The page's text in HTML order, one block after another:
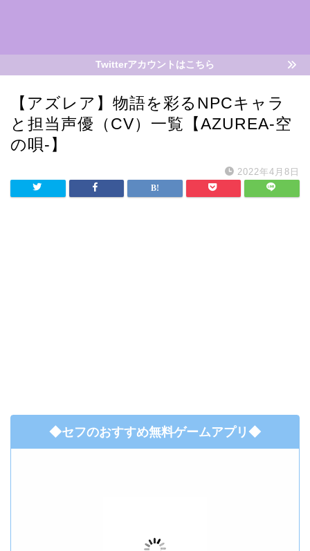
Twitterアカウントはこちら
【アズレア】物語を彩るNPCキャラ
と担当声優（CV）一覧【AZUREA-空
の唄-】
2022年4月8日
◆セフのおすすめ無料ゲームアプリ◆